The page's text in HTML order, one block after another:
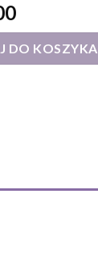
DO KOSZYKA